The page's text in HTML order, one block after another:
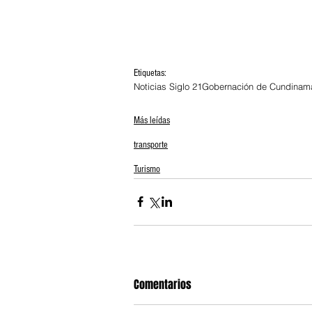
Etiquetas:
Noticias Siglo 21Gobernación de
Más leídas
transporte
Turismo
Comentarios